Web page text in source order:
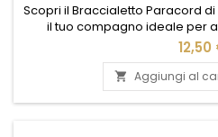
Scopri il Braccialetto Paracord
il tuo compagno ideale per
Realizzato con robusto
solo un accessorio elegante,
essenziale per situazioni di
indossare, offre una corda
srotolata per
12,50
 Aggiungi al